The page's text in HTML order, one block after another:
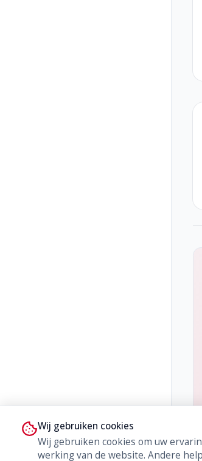
Wij gebruiken cookies
Wij gebruiken cookies om uw
werking van de website. Andere